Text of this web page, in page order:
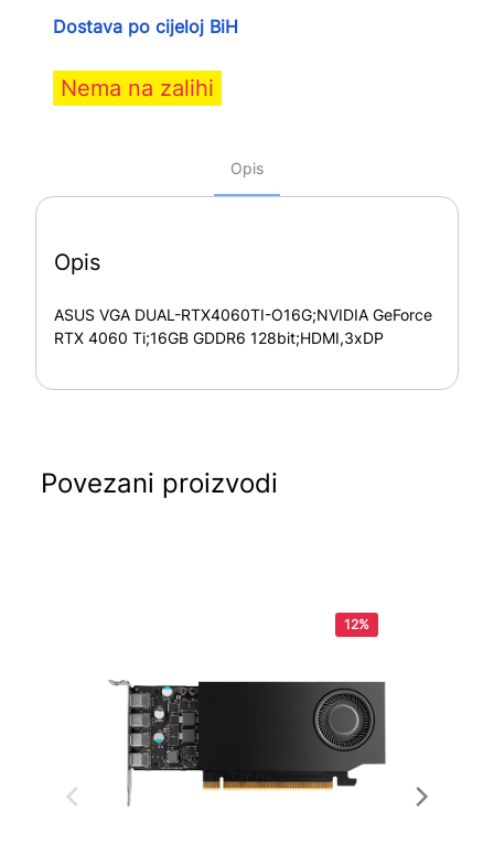
Dostava po cijeloj BiH
Nema na zalihi
Opis
Opis
ASUS VGA DUAL-RTX4060TI-O16G;NVIDIA GeForce
RTX 4060 Ti;16GB GDDR6 128bit;HDMI,3xDP
Povezani proizvodi
12%